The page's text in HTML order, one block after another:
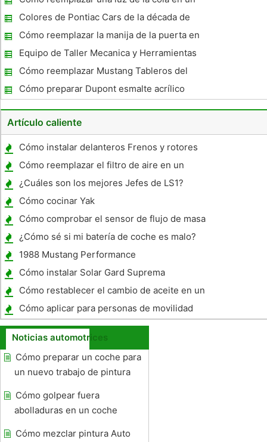
CRV
Colores de Pontiac Cars de la década de
1990
Cómo reemplazar la manija de la puerta en
un Chevy Silverado Pickup 2003
Equipo de Taller Mecanica y Herramientas
Cómo reemplazar Mustang Tableros del
suelo
Cómo preparar Dupont esmalte acrílico
Centari de Autos
Artículo caliente
Cómo instalar delanteros Frenos y rotores
en un Ford
Cómo reemplazar el filtro de aire en un
2002 Toyota Camry
¿Cuáles son los mejores Jefes de LS1?
Cómo cocinar Yak
Cómo comprobar el sensor de flujo de masa
de aire en un 300ZX 1984
¿Cómo sé si mi batería de coche es malo?
1988 Mustang Performance
Cómo instalar Solar Gard Suprema
Cómo restablecer el cambio de aceite en un
Cadillac DeVille 2002
Cómo aplicar para personas de movilidad
Placas de Veteranos en Nueva Jersey
Noticias automotrices
Cómo preparar un coche para
un nuevo trabajo de pintura
Cómo golpear fuera
abolladuras en un coche
Cómo mezclar pintura Auto